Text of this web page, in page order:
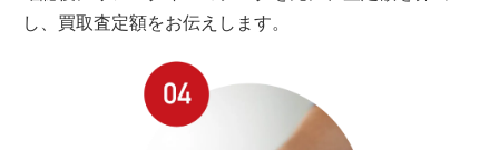
し、買取査定額をお伝えします。